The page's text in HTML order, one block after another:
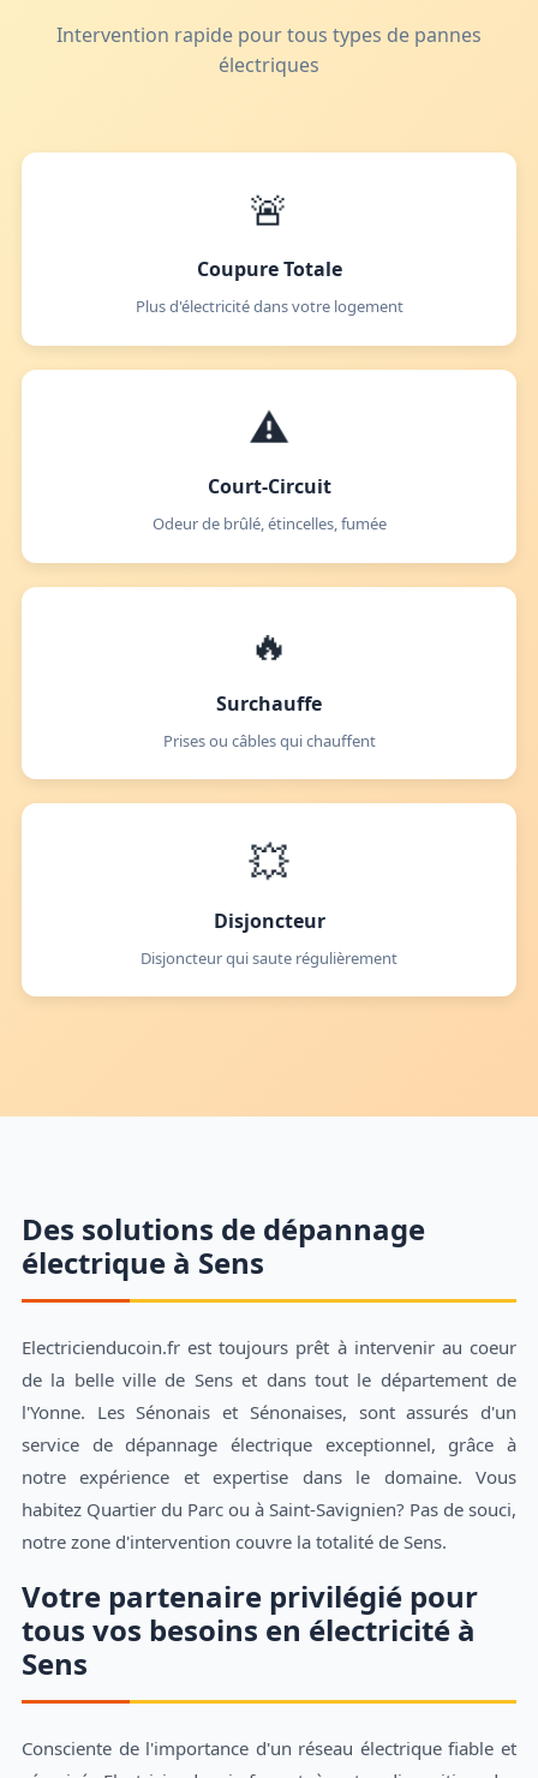
Intervention rapide pour tous types de pannes
électriques
🚨
Coupure Totale
Plus d'électricité dans votre logement
⚠️
Court-Circuit
Odeur de brûlé, étincelles, fumée
🔥
Surchauffe
Prises ou câbles qui chauffent
💥
Disjoncteur
Disjoncteur qui saute régulièrement
Des solutions de dépannage
électrique à Sens
Electricienducoin.fr est toujours prêt à intervenir au coeur
de la belle ville de Sens et dans tout le département de
l'Yonne. Les Sénonais et Sénonaises, sont assurés d'un
service de dépannage électrique exceptionnel, grâce à
notre expérience et expertise dans le domaine. Vous
habitez Quartier du Parc ou à Saint-Savignien? Pas de souci,
notre zone d'intervention couvre la totalité de Sens.
Votre partenaire privilégié pour
tous vos besoins en électricité à
Sens
Consciente de l'importance d'un réseau électrique fiable et